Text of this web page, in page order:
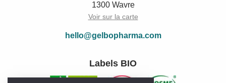
1300 Wavre
Voir sur la carte
hello@gelbopharma.com
Labels BIO